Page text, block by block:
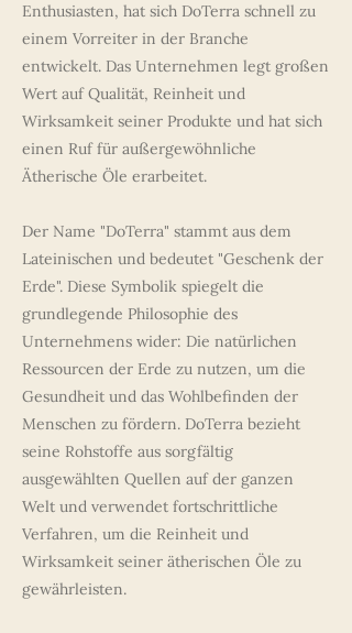
Enthusiasten, hat sich DoTerra schnell zu
einem Vorreiter in der Branche
entwickelt. Das Unternehmen legt großen
Wert auf Qualität, Reinheit und
Wirksamkeit seiner Produkte und hat sich
einen Ruf für außergewöhnliche
Ätherische Öle erarbeitet.
Der Name "DoTerra" stammt aus dem
Lateinischen und bedeutet "Geschenk der
Erde". Diese Symbolik spiegelt die
grundlegende Philosophie des
Unternehmens wider: Die natürlichen
Ressourcen der Erde zu nutzen, um die
Gesundheit und das Wohlbefinden der
Menschen zu fördern. DoTerra bezieht
seine Rohstoffe aus sorgfältig
ausgewählten Quellen auf der ganzen
Welt und verwendet fortschrittliche
Verfahren, um die Reinheit und
Wirksamkeit seiner ätherischen Öle zu
gewährleisten.